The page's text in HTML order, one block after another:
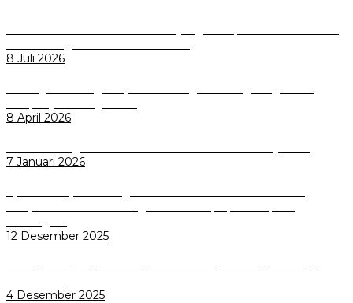
8 Juli 2026
8 April 2026
7 Januari 2026
12 Desember 2025
4 Desember 2025